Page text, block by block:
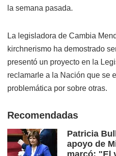
la semana pasada.
La legisladora de Cambia
kirchnerismo ha demostrado
presentó un proyecto en la
reclamarle a la Nación que se
problemática por sobre otras.
Recomendadas
Patricia
apoyo de